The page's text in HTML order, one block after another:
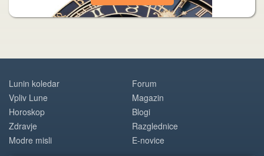
Lunin koledar
Vpliv Lune
Horoskop
Zdravje
Modre misli
Forum
Magazin
Blogi
Razglednice
E-novice